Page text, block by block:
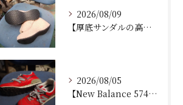
2026/08/09
【厚底サンダルの高さ調整・厚底削り加工】
2026/08/05
【New Balance 574 修理｜加水分解したウェッジ...